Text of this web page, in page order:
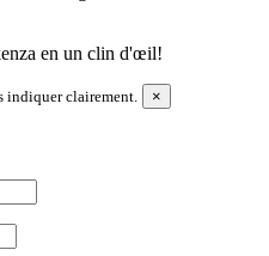
en un clin d'œil!
indiquer clairement. ×